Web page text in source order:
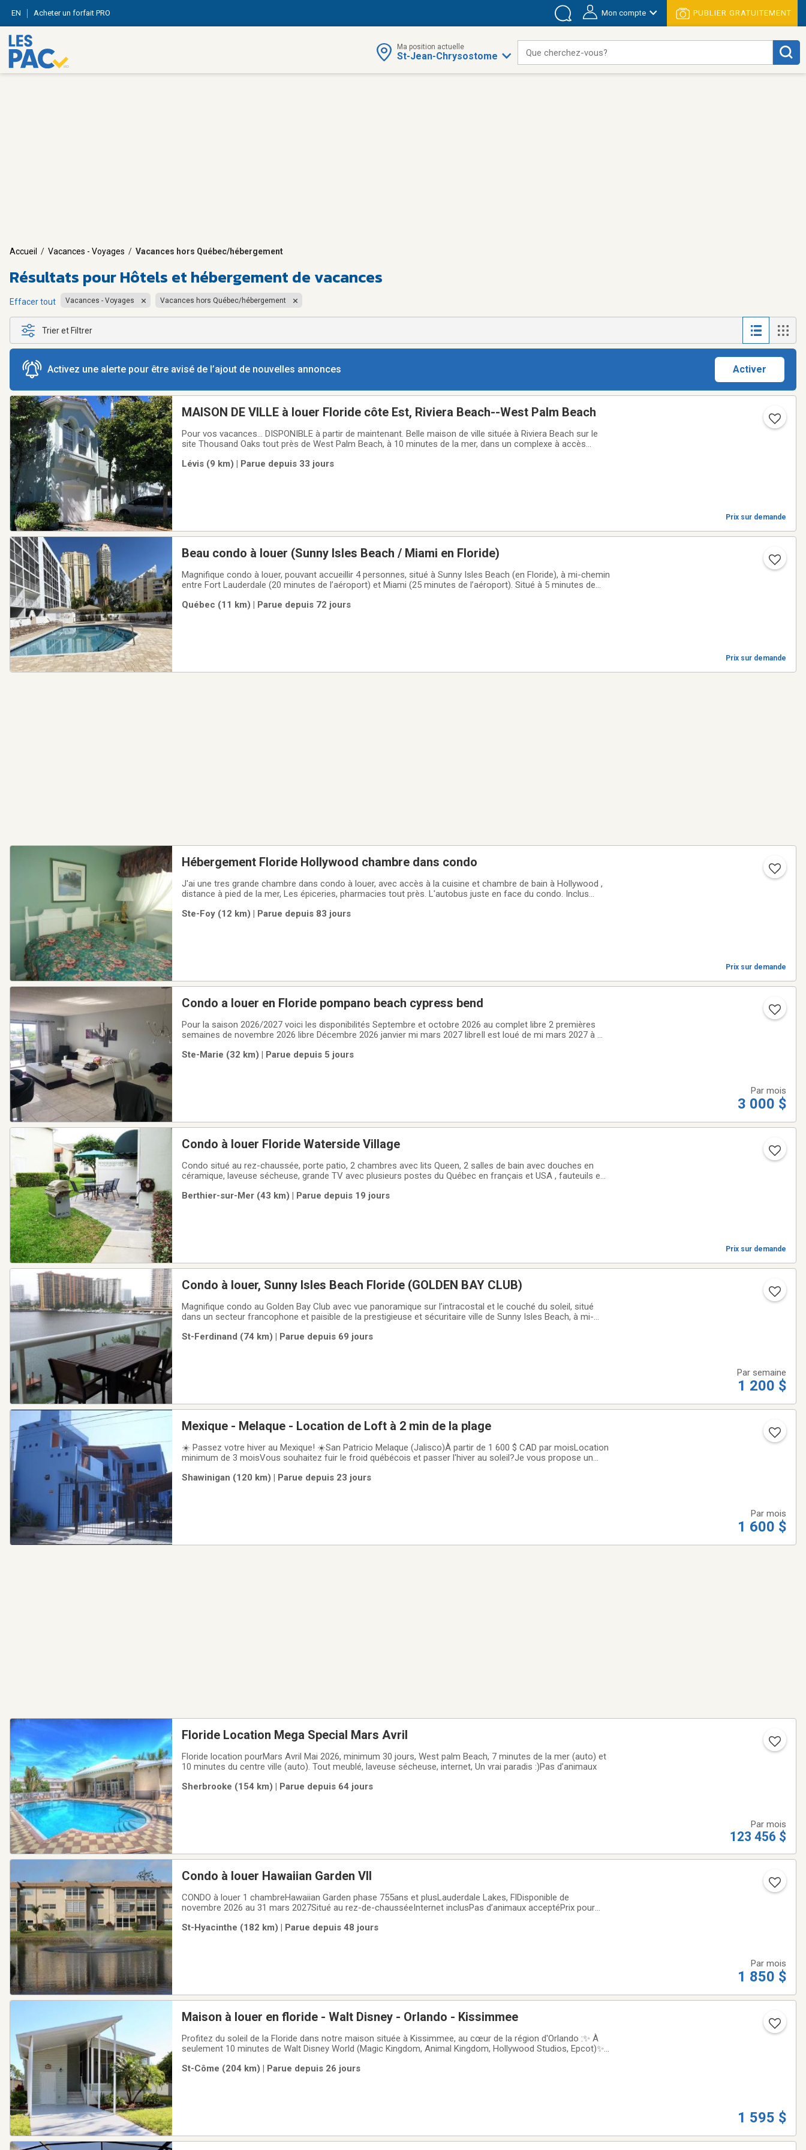
EN Acheter un forfait PRO Mon compte PUBLIER GRATUITEMENT
Ma position actuelle
St-Jean-Chrysostome Que cherchez-vous?
Accueil / Vacances - Voyages / Vacances hors Québec/hébergement
Résultats pourHôtels et hébergement de vacances
Effacer tout Vacances - Voyages Vacances hors Québec/hébergement
Trier et Filtrer
Activez une alerte pour être avisé de l’ajout de nouvelles annonces Activer
MAISON DE VILLE à louer Floride côte Est, Riviera Beach--West Palm Beach
Pour vos vacances... DISPONIBLE à partir de maintenant. Belle maison de ville située à Riviera Beach sur le
site Thousand Oaks tout près de West Palm Beach, à 10 minutes de la mer, dans un complexe à accès
est située au 2ème étage et
Lévis (9 km) | Parue depuis 33 jours
Prix sur demande
Beau condo à louer (Sunny Isles Beach / Miami en Floride)
Magnifique condo à louer, pouvant accueillir 4 personnes, situé à Sunny Isles Beach (en Floride), à mi-chemin
entre Fort Lauderdale (20 minutes de l’aéroport) et Miami (25 minutes de l’aéroport). Situé à 5 minutes de
francophones pendant toute
Québec (11 km) | Parue depuis 72 jours
Prix sur demande
Hébergement Floride Hollywood chambre dans condo
J'ai une tres grande chambre dans condo à louer, avec accès à la cuisine et chambre de bain à Hollywood ,
distance à pied de la mer, Les épiceries, pharmacies tout près. L'autobus juste en face du condo. Inclus
Une fan ou air climatisé,
Ste-Foy (12 km) | Parue depuis 83 jours
Prix sur demande
Condo a louer en Floride pompano beach cypress bend
Pour la saison 2026/2027 voici les disponibilités Septembre et octobre 2026 au complet libre 2 premières
semaines de novembre 2026 libre Décembre 2026 janvier mi mars 2027 libreIl est loué de mi mars 2027 à mi
de 9 étages tout équipé avec tout
Ste-Marie (32 km) | Parue depuis 5 jours
Par mois
3 000 $
Condo à louer Floride Waterside Village
Condo situé au rez-chaussée, porte patio, 2 chambres avec lits Queen, 2 salles de bain avec douches en
céramique, laveuse sécheuse, grande TV avec plusieurs postes du Québec en français et USA , fauteuils en
de plage, parasols et
Berthier-sur-Mer (43 km) | Parue depuis 19 jours
Prix sur demande
Condo à louer, Sunny Isles Beach Floride (GOLDEN BAY CLUB)
Magnifique condo au Golden Bay Club avec vue panoramique sur l’intracostal et le couché du soleil, situé
dans un secteur francophone et paisible de la prestigieuse et sécuritaire ville de Sunny Isles Beach, à mi-
tous les services. Situé au 6e
St-Ferdinand (74 km) | Parue depuis 69 jours
Par semaine
1 200 $
Mexique - Melaque - Location de Loft à 2 min de la plage
☀️ Passez votre hiver au Mexique! ☀️San Patricio Melaque (Jalisco)À partir de 1 600 $ CAD par moisLocation
minimum de 3 moisVous souhaitez fuir le froid québécois et passer l'hiver au soleil?Je vous propose un
pour son ambiance détendue, ses
Shawinigan (120 km) | Parue depuis 23 jours
Par mois
1 600 $
Floride Location Mega Special Mars Avril
Floride location pourMars Avril Mai 2026, minimum 30 jours, West palm Beach, 7 minutes de la mer (auto) et
10 minutes du centre ville (auto). Tout meublé, laveuse sécheuse, internet, Un vrai paradis :)Pas d’animaux
Sherbrooke (154 km) | Parue depuis 64 jours
Par mois
123 456 $
Condo à louer Hawaiian Garden VII
CONDO à louer 1 chambreHawaiian Garden phase 755ans et plusLauderdale Lakes, FlDisponible de
novembre 2026 au 31 mars 2027Situé au rez-de-chausséeInternet inclusPas d’animaux acceptéPrix pour
St-Hyacinthe (182 km) | Parue depuis 48 jours
Par mois
1 850 $
Maison à louer en floride - Walt Disney - Orlando - Kissimmee
Profitez du soleil de la Floride dans notre maison située à Kissimmee, au cœur de la région d'Orlando :✨ À
seulement 10 minutes de Walt Disney World (Magic Kingdom, Animal Kingdom, Hollywood Studios, Epcot)✨
!Disponibilités hiver 2026-2027 :
St-Côme (204 km) | Parue depuis 26 jours
1 595 $